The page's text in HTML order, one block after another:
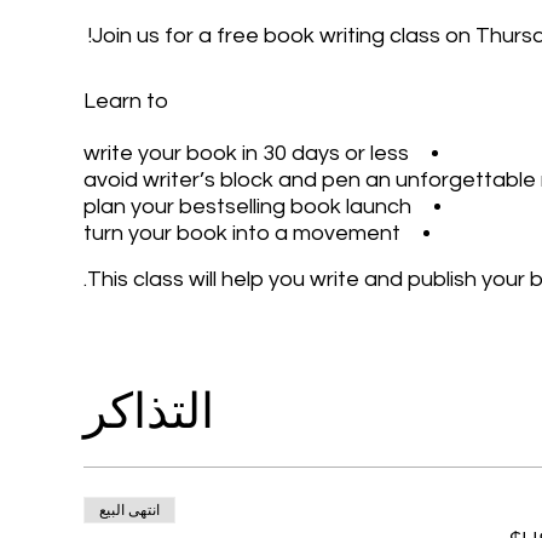
Join us for a free book writing class on
Learn to
write your book in 30 days or less
avoid writer’s block and pen an unforgettable
plan your bestselling book launch
turn your book into a movement
This class will help you write and publish your
التذاكر
انتهى البيع